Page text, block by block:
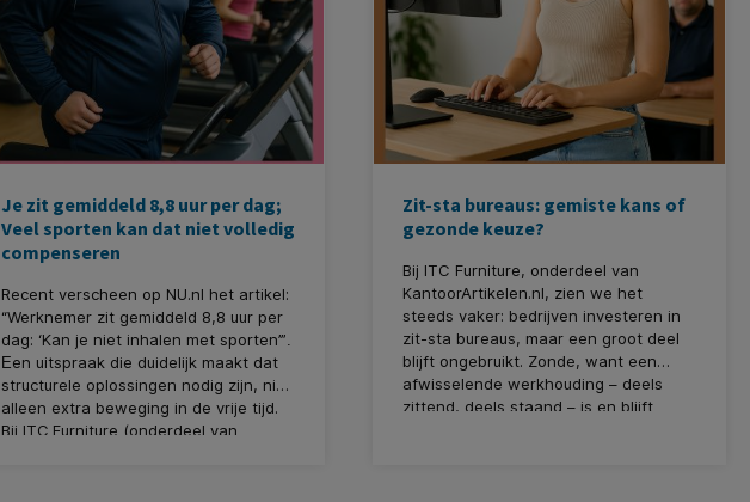
Je zit gemiddeld 8,8 uur per dag;
Veel sporten kan dat niet volledig
compenseren
Recent verscheen op NU.nl het artikel:
“Werknemer zit gemiddeld 8,8 uur per
dag: ‘Kan je niet inhalen met sporten’”.
Een uitspraak die duidelijk maakt dat
structurele oplossingen nodig zijn, niet
alleen extra beweging in de vrije tijd.
Bij ITC Furniture (onderdeel van
Zit-sta bureaus: gemiste kans of
gezonde keuze?
Bij ITC Furniture, onderdeel van
KantoorArtikelen.nl, zien we het
steeds vaker: bedrijven investeren in
zit-sta bureaus, maar een groot deel
blijft ongebruikt. Zonde, want een
afwisselende werkhouding – deels
zittend, deels staand – is en blijft